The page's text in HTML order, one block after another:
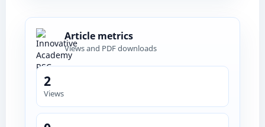
Article metrics
Views and PDF downloads
2
Views